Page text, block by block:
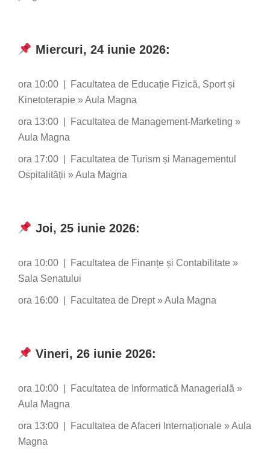
Miercuri, 24 iunie 2026:
ora 10:00 | Facultatea de Educație Fizică, Sport și
Kinetoterapie » Aula Magna
ora 13:00 | Facultatea de Management-Marketing »
Aula Magna
ora 17:00 | Facultatea de Turism și Managementul
Ospitalității » Aula Magna
Joi, 25 iunie 2026:
ora 10:00 | Facultatea de Finanțe și Contabilitate »
Sala Senatului
ora 16:00 | Facultatea de Drept » Aula Magna
Vineri, 26 iunie 2026:
ora 10:00 | Facultatea de Informatică Managerială »
Aula Magna
ora 13:00 | Facultatea de Afaceri Internaționale » Aula
Magna